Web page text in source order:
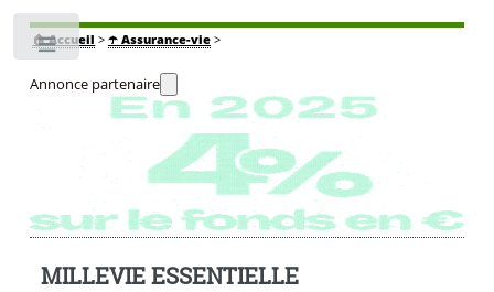
🏠Accueil > ☂️ Assurance-vie>
Annonce partenaire
MILLEVIE ESSENTIELLE
Toggle